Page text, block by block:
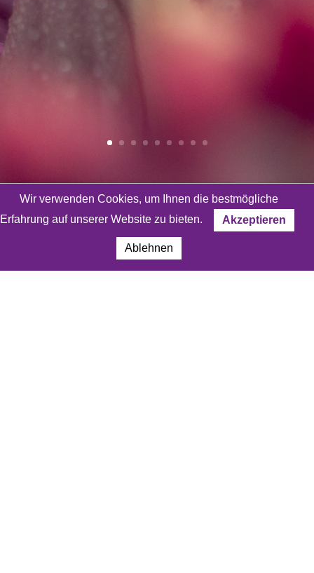
Bleiben wir in Kontakt!
Interessierst du dich für Meditation und
Wir verwenden Cookies, um Ihnen die bestmögliche
Erfahrung auf unserer Website zu bieten.
Akzeptieren
Ablehnen